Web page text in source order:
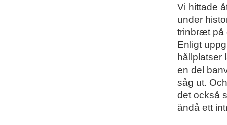
Vi hittade
under
trinbræt på
Enligt
hållplatser
en del
såg ut.
det också
ändå ett